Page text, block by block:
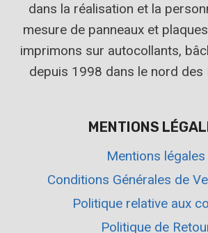
dans la réalisation et la
mesure de panneaux et
imprimons sur autocollants,
depuis 1998 dans le nord des
MENTIONS
Mentions légales
Conditions Générales de
Politique relative aux
Politique de